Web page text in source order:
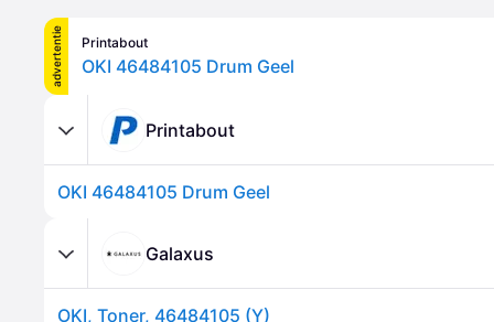
advertentie Printabout
OKI 46484105 Drum Geel
Printabout
OKI 46484105 Drum Geel
Galaxus
OKI, Toner, 46484105 (Y)